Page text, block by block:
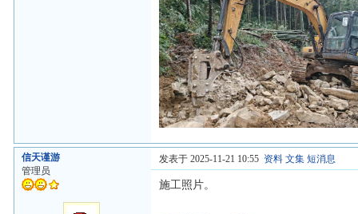
信天谨游
管理员
发表于 2025-11-21 10:55 资料 文集 短消息
施工照片。